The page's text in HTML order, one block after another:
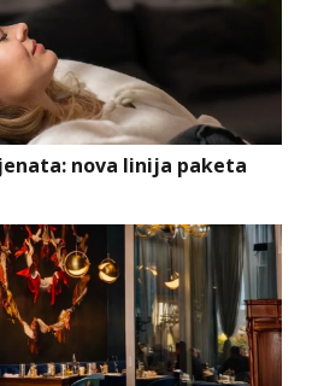
nova linija paketa